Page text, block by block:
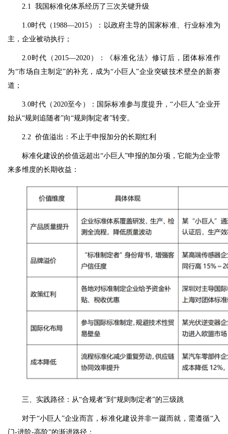
2.1 我国标准化体系经历了三次关键升级
1.0时代（1988—2015）：以政府主导的国家标准、行业标准为
主，企业被动执行；
2.0时代（2015—2020）：《标准化法》修订后，团体标准作
为“市场自主制定”的补充，成为“小巨人”企业突破技术壁垒的新赛
道；
3.0时代（2020至今）：国际标准参与度提升，“小巨人”企业开
始从“规则追随者”向“规则制定者”转变。
2.2 价值溢出：不止于申报加分的长期红利
标准化建设的价值远超出“小巨人”申报的加分项，它能为企业带
来多维度的长期收益：
三、实践路径：从“合规者”到“规则制定者”的三级跳
对于“小巨人”企业而言，标准化建设并非一蹴而就，需遵循“入
门-进阶-高阶”的渐进路径：